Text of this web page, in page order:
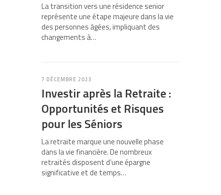
La transition vers une résidence senior
représente une étape majeure dans la vie
des personnes âgées, impliquant des
changements à…
7 DÉCEMBRE 2023
Investir après la Retraite :
Opportunités et Risques
pour les Séniors
La retraite marque une nouvelle phase
dans la vie financière. De nombreux
retraités disposent d’une épargne
significative et de temps…